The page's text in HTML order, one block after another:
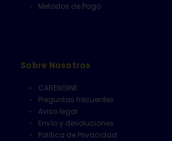
Metodos de Pago
Sobre Nosotros
CARENGINE
Preguntas frecuentes
Aviso legal
Envío y devoluciones
Política de Privacidad